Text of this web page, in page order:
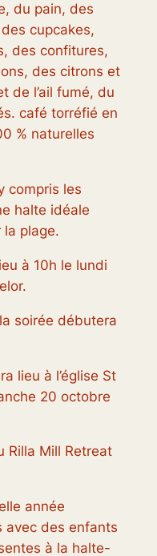
du pain, des
cupcakes,
des confitures,
des citrons et
de l’ail fumé, du
café torréfié en
% naturelles
compris les
halte idéale
la plage.
à 10h le lundi
soirée débutera
lieu à l’église St
20 octobre
Rilla Mill Retreat
année
avec des enfants
à la halte-